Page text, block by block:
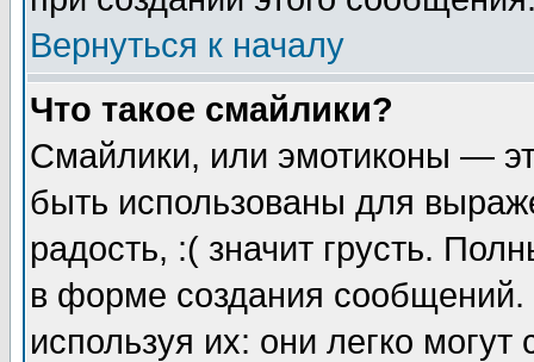
Вернуться к началу
Что такое смайлики?
Смайлики, или эмотиконы —
быть использованы для
радость, :( значит грусть.
в форме создания сообщений.
используя их: они легко